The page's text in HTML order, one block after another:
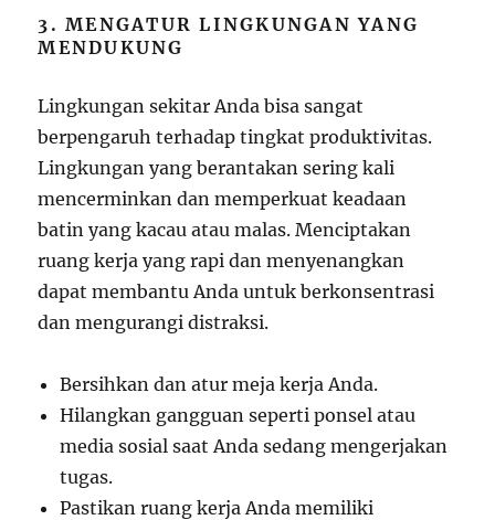
3. MENGATUR LINGKUNGAN YANG
MENDUKUNG
Lingkungan sekitar Anda bisa sangat
berpengaruh terhadap tingkat produktivitas.
Lingkungan yang berantakan sering kali
mencerminkan dan memperkuat keadaan
batin yang kacau atau malas. Menciptakan
ruang kerja yang rapi dan menyenangkan
dapat membantu Anda untuk berkonsentrasi
dan mengurangi distraksi.
Bersihkan dan atur meja kerja Anda.
Hilangkan gangguan seperti ponsel atau
media sosial saat Anda sedang mengerjakan
tugas.
Pastikan ruang kerja Anda memiliki